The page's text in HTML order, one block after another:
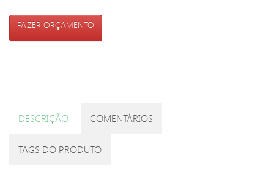
FAZER ORÇAMENTO
DESCRIÇÃO COMENTÁRIOS
TAGS DO PRODUTO